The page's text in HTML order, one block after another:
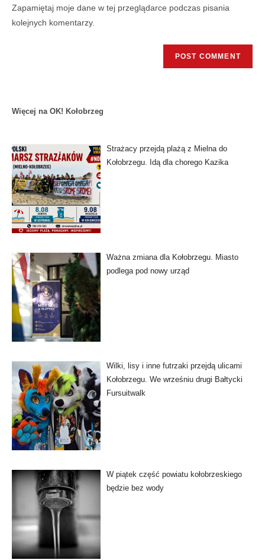
Zapamiętaj moje dane w tej przeglądarce podczas pisania
kolejnych komentarzy.
Więcej na OK! Kołobrzeg
Strażacy przejdą plażą z Mielna do
Kołobrzegu. Idą dla chorego Kazika
Ważna zmiana dla Kołobrzegu. Miasto
podlega pod nowy urząd
Wilki, lisy i inne futrzaki przejdą ulicami
Kołobrzegu. We wrześniu drugi Bałtycki
Fursuitwalk
W piątek część powiatu kołobrzeskiego
będzie bez wody